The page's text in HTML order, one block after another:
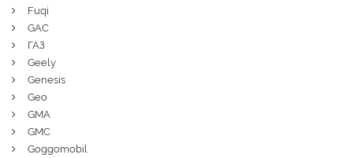
Fuqi
GAC
ГАЗ
Geely
Genesis
Geo
GMA
GMC
Goggomobil